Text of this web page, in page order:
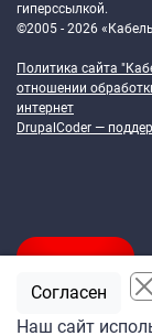
гиперссылкой.
©2005 - 2026
Политика сайта
отношении
интернет
DrupalCoder —
Наш сайт
Согласен